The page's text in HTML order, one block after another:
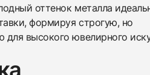
оттенок металла
формируя строгую, но
для высокого ювелирного